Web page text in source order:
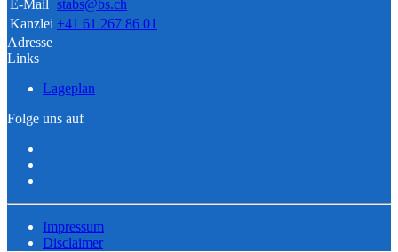
E-Mail stabs@bs.ch
Kanzlei +41 61 267 86 01
Adresse
Links
Lageplan
Folge uns auf
Impressum
Disclaimer